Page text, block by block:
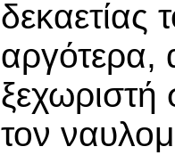
δεκαετίας
αργότερα,
ξεχωριστή
τον